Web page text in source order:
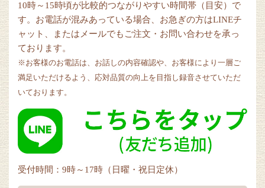
10時～15時頃が比較的つながりやすい時間帯（目安）で
す。お電話が混みあっている場合、お急ぎの方はLINEチ
ャット、またはメールでもご注文・お問い合わせを承っ
ております。
※お客様のお電話は、お話しの内容確認や、お客様により一層ご
満足いただけるよう、応対品質の向上を目指し録音させていただ
いております。
受付時間：9時～17時（日曜・祝日定休）